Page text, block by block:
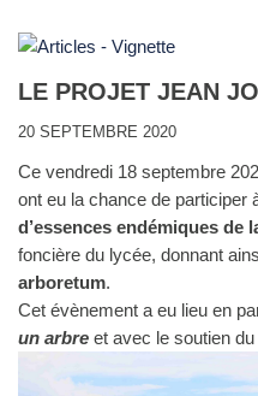
LE PROJET JEAN
20 SEPTEMBRE 2020
Ce vendredi 18 septembre
ont eu la chance de participer
d’essences endémiques de
foncière du lycée, donnant
arboretum.
Cet évènement a eu lieu en
un arbre et avec le soutien du